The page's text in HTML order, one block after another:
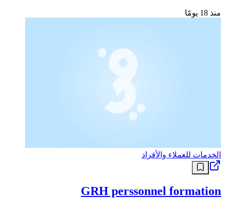
منذ 18 يومًا
الخدمات للعملاء والأفراد
GRH perssonnel formation